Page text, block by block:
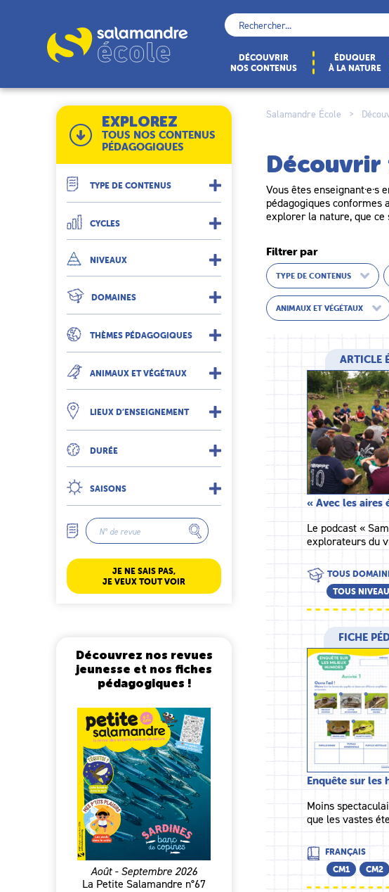
École
Rechercher :
DÉCOUVRIR
NOS CONTENUS
ÉDUQUER
À LA NATURE
EXPLOREZ
TOUS NOS CONTENUS
PÉDAGOGIQUES
TYPE DE CONTENUS
CYCLES
NIVEAUX
DOMAINES
THÈMES PÉDAGOGIQUES
ANIMAUX ET VÉGÉTAUX
LIEUX D’ENSEIGNEMENT
DURÉE
SAISONS
JE NE SAIS PAS,
JE VEUX TOUT VOIR
Découvrez nos revues
jeunesse et nos fiches
pédagogiques !
Août - Septembre 2026
La Petite Salamandre n°67
Salamandre École >
Découvrir
Vous êtes
pédagogiques
explorer la nature, que ce
Filtrer par
TYPE DE CONTENUS
ANIMAUX ET VÉGÉTAUX
ARTICLE
« Avec les aires
Le podcast «
explorateurs du
TOUS
TOUS
FICHE
Enquête sur les
Moins
que les vastes
FRANÇAIS
CM1
CM2